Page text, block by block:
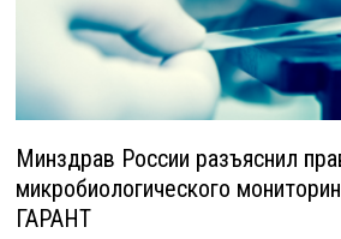
Минздрав России разъяснил
микробиологического
ГАРАНТ